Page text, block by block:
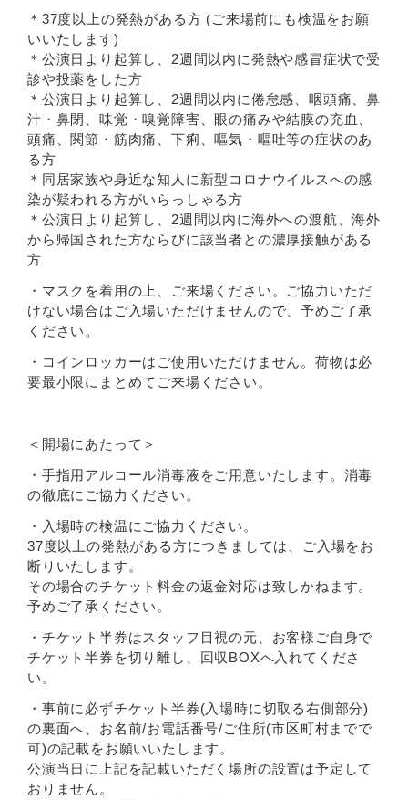
＊37度以上の発熱がある方 (ご来場前にも検温をお願
いいたします)
＊公演日より起算し、2週間以内に発熱や感冒症状で受
診や投薬をした方
＊公演日より起算し、2週間以内に倦怠感、咽頭痛、鼻
汁・鼻閉、味覚・嗅覚障害、眼の痛みや結膜の充血、
頭痛、関節・筋肉痛、下痢、嘔気・嘔吐等の症状のあ
る方
＊同居家族や身近な知人に新型コロナウイルスへの感
染が疑われる方がいらっしゃる方
＊公演日より起算し、2週間以内に海外への渡航、海外
から帰国された方ならびに該当者との濃厚接触がある
方
・マスクを着用の上、ご来場ください。ご協力いただ
けない場合はご入場いただけませんので、予めご了承
ください。
・コインロッカーはご使用いただけません。荷物は必
要最小限にまとめてご来場ください。
＜開場にあたって＞
・手指用アルコール消毒液をご用意いたします。消毒
の徹底にご協力ください。
・入場時の検温にご協力ください。
37度以上の発熱がある方につきましては、ご入場をお
断りいたします。
その場合のチケット料金の返金対応は致しかねます。
予めご了承ください。
・チケット半券はスタッフ目視の元、お客様ご自身で
チケット半券を切り離し、回収BOXへ入れてくださ
い。
・事前に必ずチケット半券(入場時に切取る右側部分)
の裏面へ、お名前/お電話番号/ご住所(市区町村までで
可)の記載をお願いいたします。
公演当日に上記を記載いただく場所の設置は予定して
おりません。